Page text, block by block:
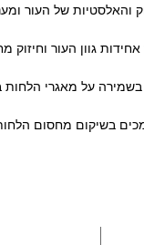
והאלסטיות של העור
גוון העור
על מאגרי הלחות
בשיקום מחסום